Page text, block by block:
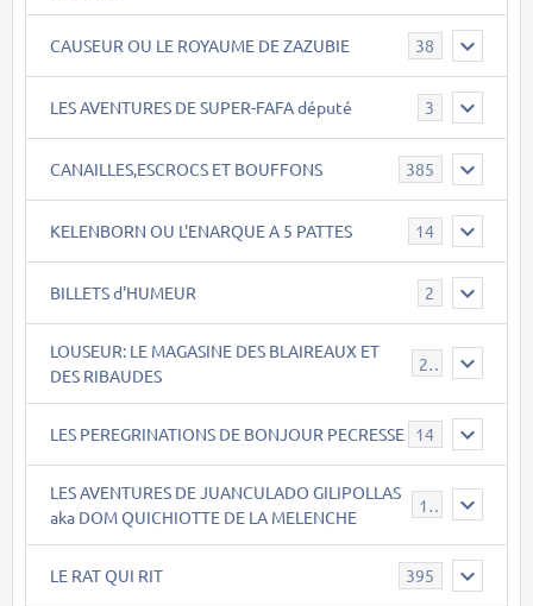
CAUSEUR OU LE ROYAUME DE ZAZUBIE 38
LES AVENTURES DE SUPER-FAFA député 3
CANAILLES,ESCROCS ET BOUFFONS 385
KELENBORN OU L'ENARQUE A 5 PATTES 14
BILLETS d'HUMEUR 2
LOUSEUR: LE MAGASINE DES BLAIREAUX ET
DES RIBAUDES
21
LES PEREGRINATIONS DE BONJOUR PECRESSE 14
LES AVENTURES DE JUANCULADO GILIPOLLAS
aka DOM QUICHIOTTE DE LA MELENCHE
119
LE RAT QUI RIT 395